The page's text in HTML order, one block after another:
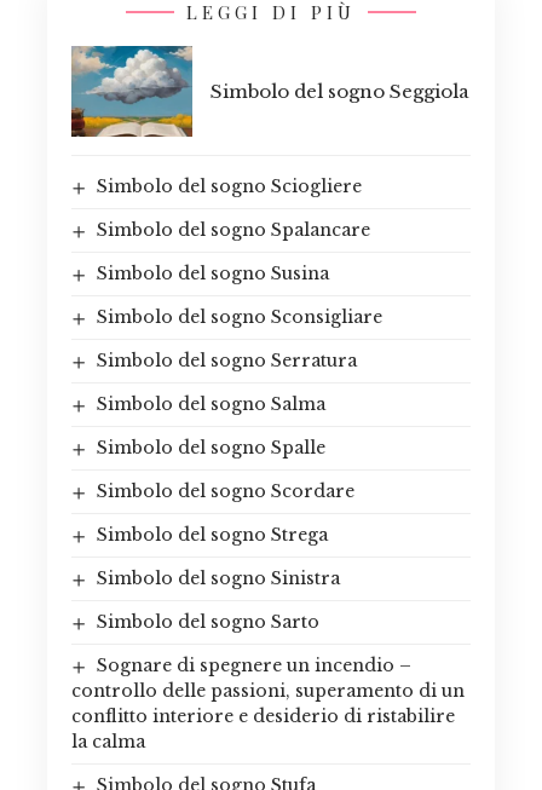
LEGGI DI PIÙ
Simbolo del sogno Seggiola
Simbolo del sogno Sciogliere
Simbolo del sogno Spalancare
Simbolo del sogno Susina
Simbolo del sogno Sconsigliare
Simbolo del sogno Serratura
Simbolo del sogno Salma
Simbolo del sogno Spalle
Simbolo del sogno Scordare
Simbolo del sogno Strega
Simbolo del sogno Sinistra
Simbolo del sogno Sarto
Sognare di spegnere un incendio –
controllo delle passioni, superamento di un
conflitto interiore e desiderio di ristabilire
la calma
Simbolo del sogno Stufa